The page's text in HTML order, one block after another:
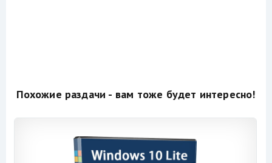
Похожие раздачи - вам тоже будет интересно!